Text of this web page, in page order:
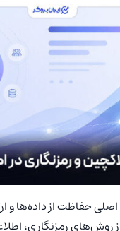
حفاظت از داده‌ها و
روش‌های رمزنگاری،